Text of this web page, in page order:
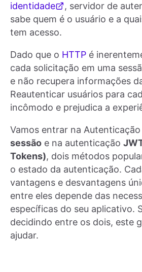
identidade
, servidor de
sabe quem é o usuário e a
tem acesso.
Dado que o HTTP é
cada solicitação em uma
e não recupera informações
Reautenticar usuários para
incômodo e prejudica a
Vamos entrar na Autenticação
sessão e na autenticação
Tokens), dois métodos
o estado da autenticação.
vantagens e desvantagens
entre eles depende das
específicas do seu aplicativo.
decidindo entre os dois, este
ajudar.